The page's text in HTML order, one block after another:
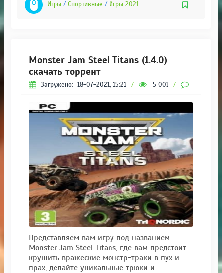
Игры / Спортивные / Игры 2021
Monster Jam Steel Titans (1.4.0)
скачать торрент
Загружено: 18-07-2021, 15:21 / 5 001 / 0
Представляем вам игру под названием
Monster Jam Steel Titans, где вам предстоит
крушить вражеские монстр-траки в пух и
прах, делайте уникальные трюки и